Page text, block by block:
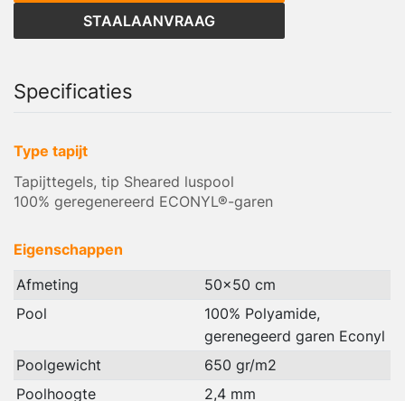
STAALAANVRAAG
Specificaties
Type tapijt
Tapijttegels, tip Sheared luspool
100% geregenereerd ECONYL®-garen
Eigenschappen
Afmeting
50x50 cm
Pool
100% Polyamide,
gerenegeerd garen Econyl
Poolgewicht
650 gr/m2
Poolhoogte
2,4 mm